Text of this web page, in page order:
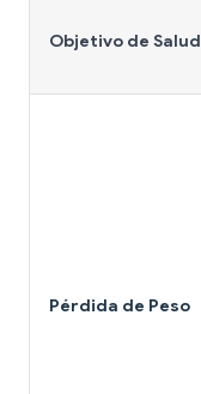
Objetivo de Salud
Pérdida de Peso